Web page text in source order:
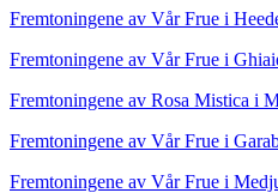
Fremtoningene av Vår Frue i
Fremtoningene av Vår Frue i
Fremtoningene av Rosa Mistica i
Fremtoningene av Vår Frue i
Fremtoningene av Vår Frue i